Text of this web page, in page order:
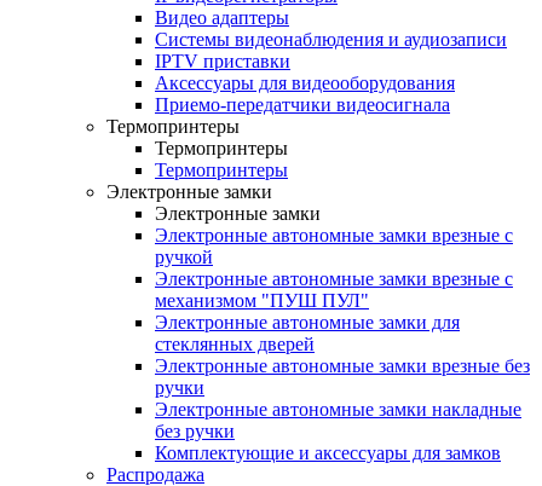
Видео адаптеры
Системы видеонаблюдения и аудиозаписи
IPTV приставки
Аксессуары для видеооборудования
Приемо-передатчики видеосигнала
Термопринтеры
Термопринтеры
Термопринтеры
Электронные замки
Электронные замки
Электронные автономные замки врезные с
ручкой
Электронные автономные замки врезные с
механизмом "ПУШ ПУЛ"
Электронные автономные замки для
стеклянных дверей
Электронные автономные замки врезные без
ручки
Электронные автономные замки накладные
без ручки
Комплектующие и аксессуары для замков
Распродажа